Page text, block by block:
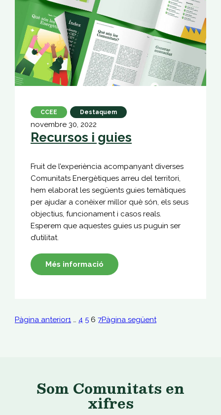
CCEE Destaquem
novembre 30, 2022
Recursos i guies
Fruit de l’experiència acompanyant diverses
Comunitats Energètiques arreu del territori,
hem elaborat les següents guies temàtiques
per ajudar a conèixer millor què són, els seus
objectius, funcionament i casos reals.
Esperem que aquestes guies us puguin ser
d’utilitat.
Més informació
Pàgina anterior1 … 4 5 6 7Pàgina següent
Som Comunitats en
xifres